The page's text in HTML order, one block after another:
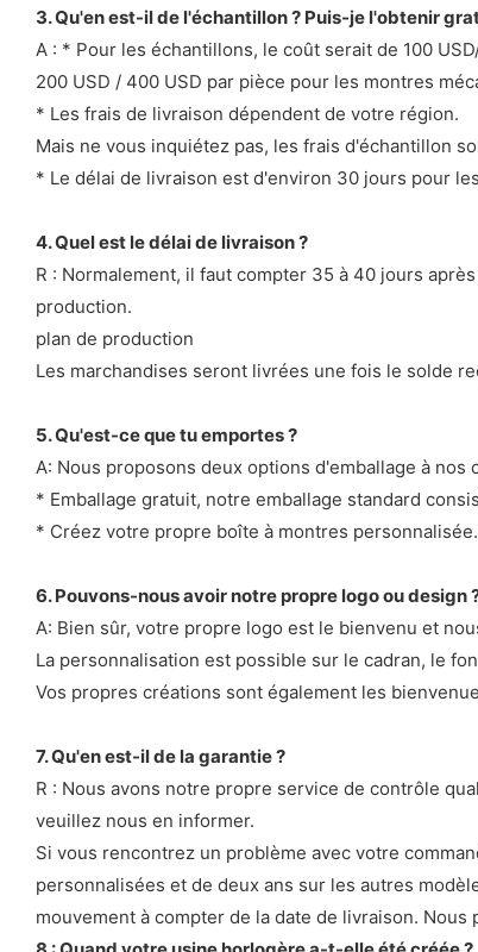
3. Qu'en est-il de l'échantillon ? Puis-je l'obtenir
A : * Pour les échantillons, le coût serait de 100
200 USD / 400 USD par pièce pour les montres
* Les frais de livraison dépendent de votre région.
Mais ne vous inquiétez pas, les frais d'échantillon
* Le délai de livraison est d'environ 30 jours pour
4. Quel est le délai de livraison ?
R : Normalement, il faut compter 35 à 40 jours
production.
plan de production
Les marchandises seront livrées une fois le solde
5. Qu'est-ce que tu emportes ?
A: Nous proposons deux options d'emballage à nos
* Emballage gratuit, notre emballage standard
* Créez votre propre boîte à montres
6. Pouvons-nous avoir notre propre logo ou design
A: Bien sûr, votre propre logo est le bienvenu et
La personnalisation est possible sur le cadran, le
Vos propres créations sont également les
7. Qu'en est-il de la garantie ?
R : Nous avons notre propre service de contrôle
veuillez nous en informer.
Si vous rencontrez un problème avec votre
personnalisées et de deux ans sur les autres
mouvement à compter de la date de livraison.